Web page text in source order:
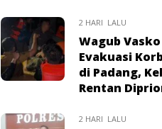
2 HARI LALU
Wagub
Evakuasi
di Padang,
Rentan
2 HARI LALU